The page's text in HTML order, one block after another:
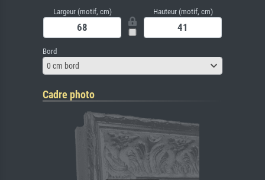
Largeur (motif, cm) Hauteur (motif, cm)
Bord
0 cm bord
Cadre photo